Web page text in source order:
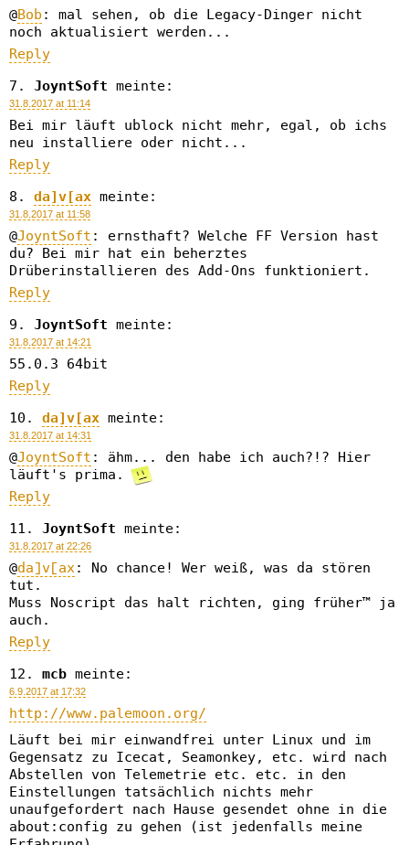
@Bob : mal sehen, ob die Legacy-Dinger nicht
noch aktualisiert werden...
Reply
JoyntSoft meinte:
31.8.2017 at 11:14
Bei mir läuft ublock nicht mehr, egal, ob ichs
neu installiere oder nicht...
Reply
da]v[ax meinte:
31.8.2017 at 11:58
@JoyntSoft : ernsthaft? Welche FF Version hast
du? Bei mir hat ein beherztes
Drüberinstallieren des Add-Ons funktioniert.
Reply
JoyntSoft meinte:
31.8.2017 at 14:21
55.0.3 64bit
Reply
da]v[ax meinte:
31.8.2017 at 14:31
@JoyntSoft : ähm... den habe ich auch?!? Hier
läuft's prima.
Reply
JoyntSoft meinte:
31.8.2017 at 22:26
@da]v[ax: No chance! Wer weiß, was da stören
tut.
Muss Noscript das halt richten, ging früher™ ja
auch.
Reply
mcb meinte:
6.9.2017 at 17:32
http://www.palemoon.org/
Läuft bei mir einwandfrei unter Linux und im
Gegensatz zu Icecat, Seamonkey, etc. wird nach
Abstellen von Telemetrie etc. etc. in den
Einstellungen tatsächlich nichts mehr
unaufgefordert nach Hause gesendet ohne in die
about:config zu gehen (ist jedenfalls meine